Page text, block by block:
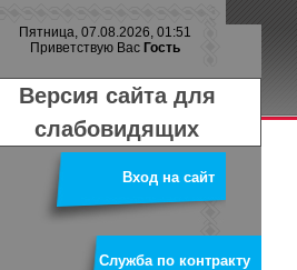
Пятница, 07.08.2026, 01:51
Приветствую Вас Гость
Версия сайта для
слабовидящих
Вход на сайт
Служба по контракту